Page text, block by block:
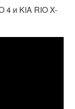
4 и KIA RIO X-